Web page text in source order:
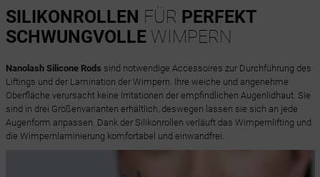
SILIKONROLLEN FÜR PERFEKT
SCHWUNGVOLLEWIMPERN
Nanolash Silicone Rods sind notwendige Accessoires zur Durchführung des
Liftings und der Lamination der Wimpern. Ihre weiche und angenehme
Oberfläche verursacht keine Irritationen der empfindlichen Augenlidhaut. Sie
sind in drei Größenvarianten erhältlich, deswegen lassen sie sich an jede
Augenform anpassen. Dank der Silikonrollen verläuft das Wimpernlifting und
die Wimpernlaminierung komfortabel und einwandfrei.